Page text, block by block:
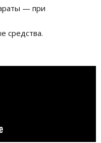
— при
средства.